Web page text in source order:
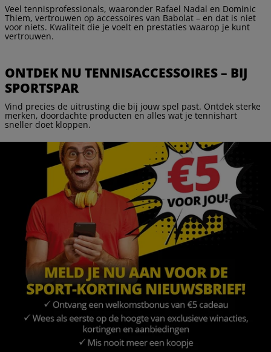
Veel tennisprofessionals, waaronder Rafael Nadal en Dominic
Thiem, vertrouwen op accessoires van Babolat – en dat is niet
voor niets. Kwaliteit die je voelt en prestaties waarop je kunt
vertrouwen.
ONTDEK NU TENNISACCESSOIRES – BIJ
SPORTSPAR
Vind precies de uitrusting die bij jouw spel past. Ontdek sterke
merken, doordachte producten en alles wat je tennishart
sneller doet kloppen.